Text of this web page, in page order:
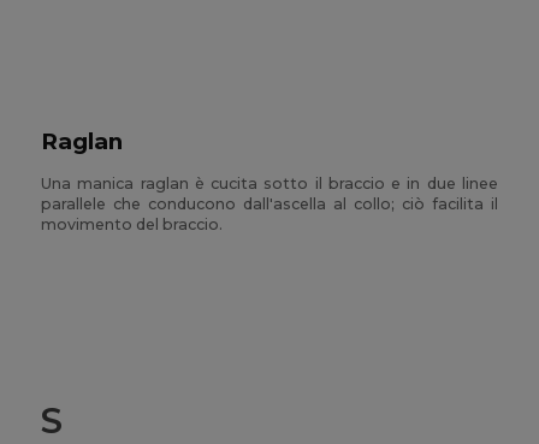
Raglan
Una manica raglan è cucita sotto il braccio e in due linee
parallele che conducono dall'ascella al collo; ciò facilita il
movimento del braccio.
S